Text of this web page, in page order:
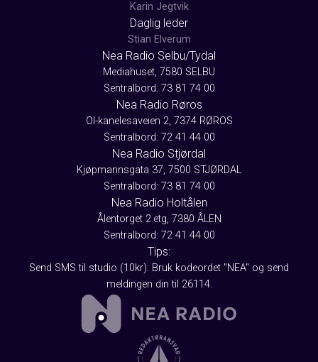
Karin Jegtvik
Daglig leder
Stian Elverum
Nea Radio Selbu/Tydal
Mediahuset, 7580 SELBU
Sentralbord: 73 81 74 00
Nea Radio Røros
Ol-kanelesaveien 2, 7374 RØROS
Sentralbord: 72 41 44 00
Nea Radio Stjørdal
Kjøpmannsgata 37, 7500 STJØRDAL
Sentralbord: 73 81 74 00
Nea Radio Holtålen
Ålentorget 2.etg, 7380 ÅLEN
Sentralbord: 72 41 44 00
Tips:
Send SMS til studio (10kr): Bruk kodeordet "NEA" og send
meldingen din til 26114.